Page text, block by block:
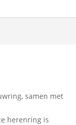
samen met
herenring is